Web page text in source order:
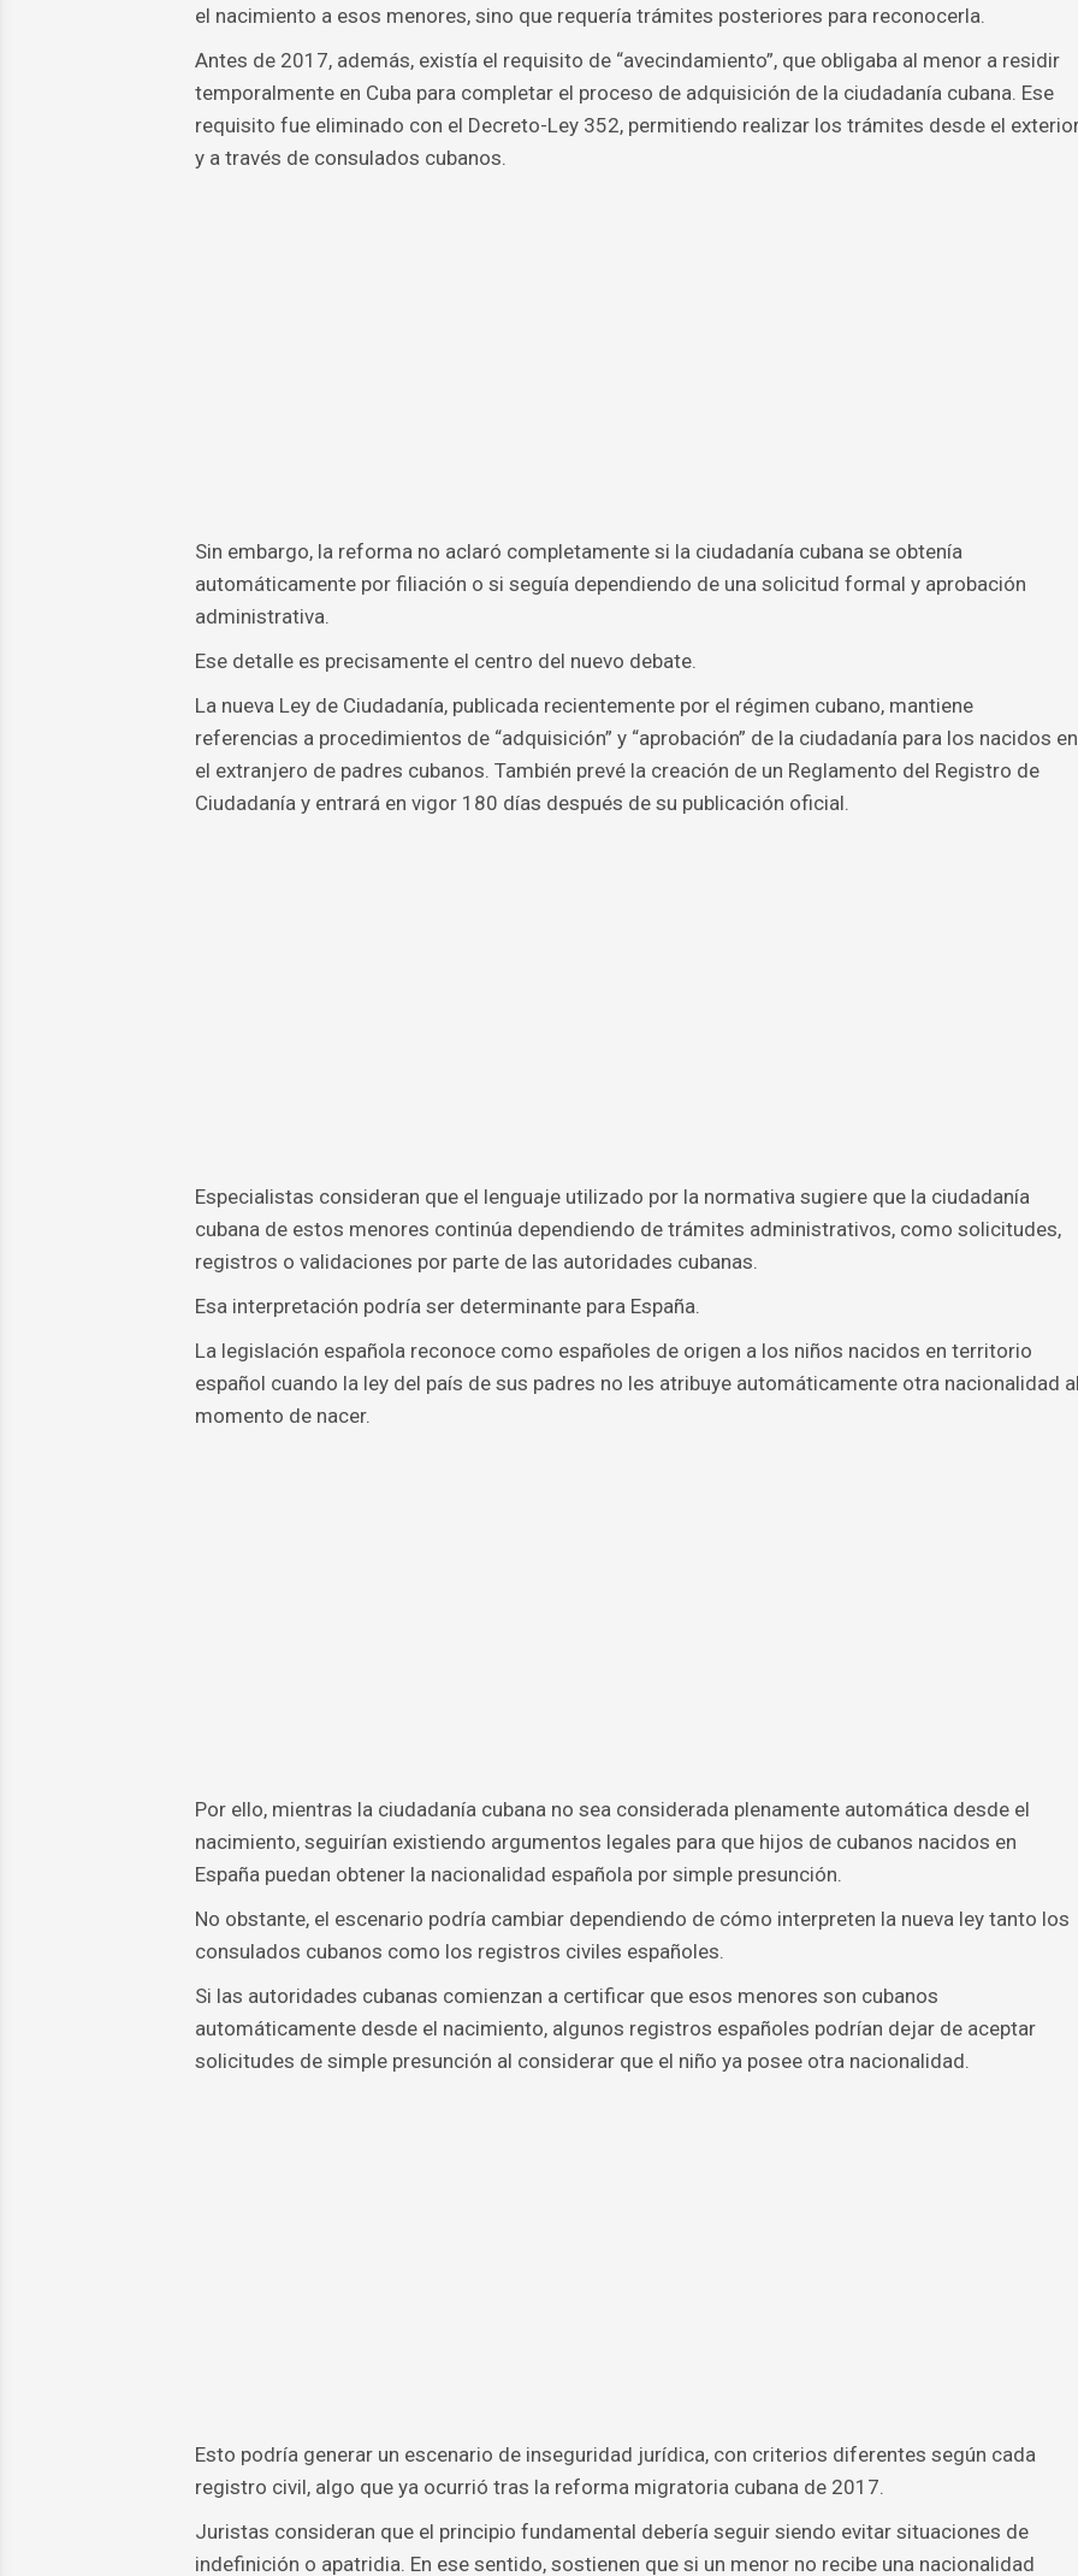
el nacimiento a esos menores, sino que requería trámites posteriores para reconocerla.
Antes de 2017, además, existía el requisito de “avecindamiento”, que obligaba al menor a residir
temporalmente en Cuba para completar el proceso de adquisición de la ciudadanía cubana. Ese
requisito fue eliminado con el Decreto-Ley 352, permitiendo realizar los trámites desde el
y a través de consulados cubanos.
Sin embargo, la reforma no aclaró completamente si la ciudadanía cubana se obtenía
automáticamente por filiación o si seguía dependiendo de una solicitud formal y aprobación
administrativa.
Ese detalle es precisamente el centro del nuevo debate.
La nueva Ley de Ciudadanía, publicada recientemente por el régimen cubano, mantiene
referencias a procedimientos de “adquisición” y “aprobación” de la ciudadanía para los nacidos en
el extranjero de padres cubanos. También prevé la creación de un Reglamento del Registro de
Ciudadanía y entrará en vigor 180 días después de su publicación oficial.
Especialistas consideran que el lenguaje utilizado por la normativa sugiere que la ciudadanía
cubana de estos menores continúa dependiendo de trámites administrativos, como solicitudes,
registros o validaciones por parte de las autoridades cubanas.
Esa interpretación podría ser determinante para España.
La legislación española reconoce como españoles de origen a los niños nacidos en territorio
español cuando la ley del país de sus padres no les atribuye automáticamente otra nacionalidad
momento de nacer.
Por ello, mientras la ciudadanía cubana no sea considerada plenamente automática desde el
nacimiento, seguirían existiendo argumentos legales para que hijos de cubanos nacidos en
España puedan obtener la nacionalidad española por simple presunción.
No obstante, el escenario podría cambiar dependiendo de cómo interpreten la nueva ley tanto los
consulados cubanos como los registros civiles españoles.
Si las autoridades cubanas comienzan a certificar que esos menores son cubanos
automáticamente desde el nacimiento, algunos registros españoles podrían dejar de aceptar
solicitudes de simple presunción al considerar que el niño ya posee otra nacionalidad.
Esto podría generar un escenario de inseguridad jurídica, con criterios diferentes según cada
registro civil, algo que ya ocurrió tras la reforma migratoria cubana de 2017.
Juristas consideran que el principio fundamental debería seguir siendo evitar situaciones de
indefinición o apatridia. En ese sentido, sostienen que si un menor no recibe una nacionalidad